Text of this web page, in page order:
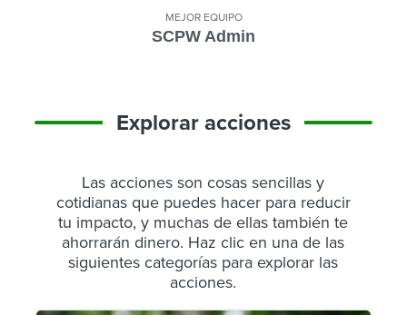
MEJOR EQUIPO
SCPW Admin
Explorar acciones
Las acciones son cosas sencillas y
cotidianas que puedes hacer para reducir
tu impacto, y muchas de ellas también te
ahorrarán dinero. Haz clic en una de las
siguientes categorías para explorar las
acciones.